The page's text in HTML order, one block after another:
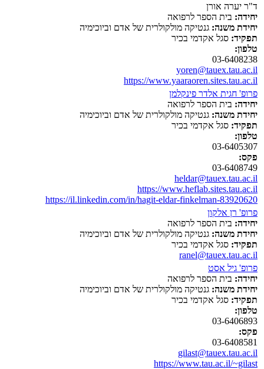
ד"ר יערה אורן
יחידה: בית הספר לרפואה
יחידת משנה: גנטיקה מולקולרית של אדם וביוכימיה
תפקיד: סגל אקדמי בכיר
טלפון:
03-6408238
yoren@tauex.tau.ac.il
https://www.yaaraoren.sites.tau.ac.il
פרופ' חגית אלדר פינקלמן
יחידה: בית הספר לרפואה
יחידת משנה: גנטיקה מולקולרית של אדם וביוכימיה
תפקיד: סגל אקדמי בכיר
טלפון:
03-6405307
פקס:
03-6408749
heldar@tauex.tau.ac.il
https://www.heflab.sites.tau.ac.il
https://il.linkedin.com/in/hagit-eldar-finkelman-83920620
פרופ' רן אלקון
יחידה: בית הספר לרפואה
יחידת משנה: גנטיקה מולקולרית של אדם וביוכימיה
תפקיד: סגל אקדמי בכיר
ranel@tauex.tau.ac.il
פרופ' גיל אסט
יחידה: בית הספר לרפואה
יחידת משנה: גנטיקה מולקולרית של אדם וביוכימיה
תפקיד: סגל אקדמי בכיר
טלפון:
03-6406893
פקס:
03-6408581
gilast@tauex.tau.ac.il
https://www.tau.ac.il/~gilast